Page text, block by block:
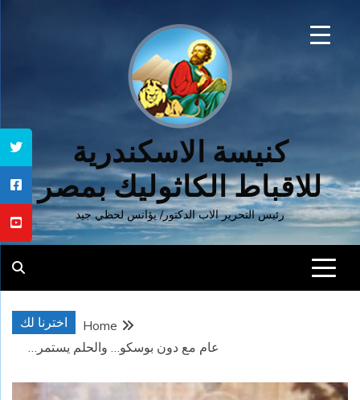
كنيسة الاسكندرية
للاقباط الكاثوليك بمصر
رئيس التحرير الاب الدكتور/ يؤانس لحظي جيد
اخترنا لك
Home
عام مع دون بوسكو… والحلم يستمر…